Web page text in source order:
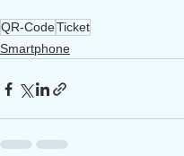
QR-CodeTicket
Smartphone